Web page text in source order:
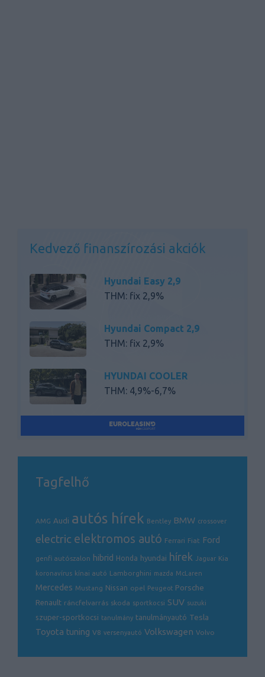
Kedvező finanszírozási akciók
Hyundai Easy 2,9
THM: fix 2,9%
Hyundai Compact 2,9
THM: fix 2,9%
HYUNDAI COOLER
THM: 4,9%-6,7%
HYUNDAI COOLER EV
THM: 4,6%-6,7%
Hyundai EUR akció
THM: 4,2%-30,2%
Tagfelhő
AMG Audi autós hírek Bentley BMW crossover
electric elektromos autó Ferrari Fiat Ford
genfi autószalon hibrid Honda hyundai hírek Jaguar Kia
koronavírus kínai autó Lamborghini mazda McLaren
Mercedes Mustang Nissan opel Peugeot Porsche
Renault ráncfelvarrás skoda sportkocsi SUV suzuki
szuper-sportkocsi tanulmány tanulmányautó Tesla
Toyota tuning V8 versenyautó Volkswagen Volvo